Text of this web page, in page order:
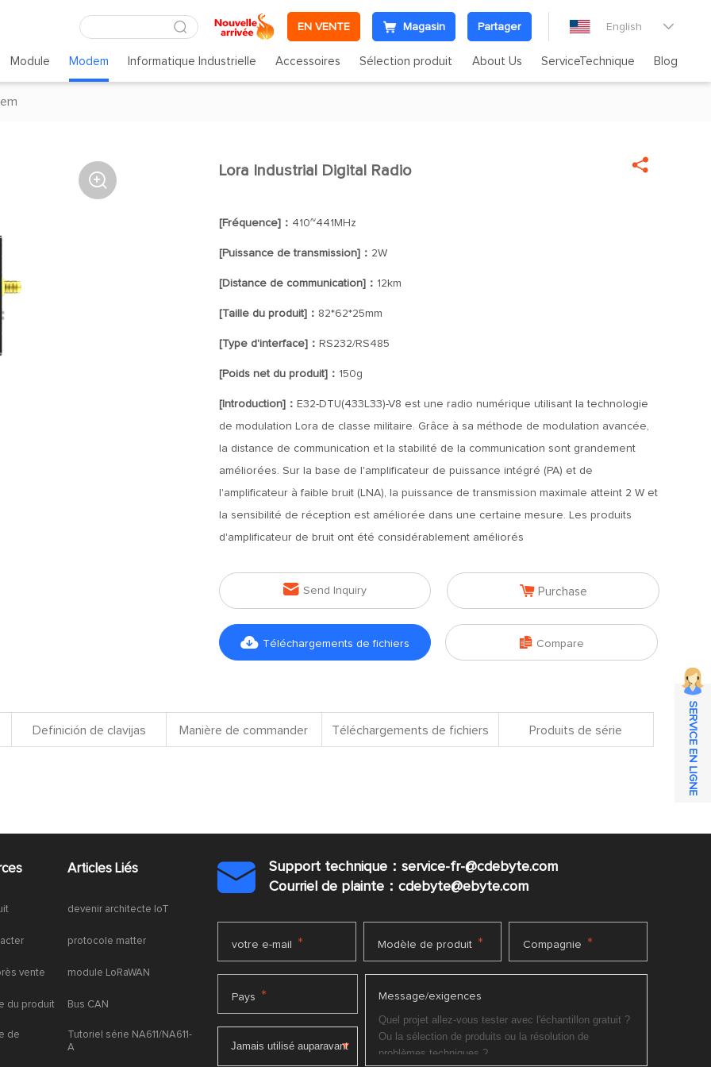
EN VENTE Magasin Partager English 
Module Modem Informatique Industrielle Accessoires Sélection produit About Us ServiceTechnique Blog

Lora Industrial Digital Radio 
[Fréquence]： 410~441MHz
[Puissance de transmission]： 2W
[Distance de communication]： 12km
[Taille du produit]： 82*62*25mm
[Type d'interface]： RS232/RS485
[Poids net du produit]： 150g
[Introduction]： E32-DTU(433L33)-V8 est une radio numérique utilisant la technologie
de modulation Lora de classe militaire. Grâce à sa méthode de modulation avancée,
la distance de communication et la stabilité de la communication sont grandement
améliorées. Sur la base de l'amplificateur de puissance intégré (PA) et de
l'amplificateur à faible bruit (LNA), la puissance de transmission maximale atteint 2 W et
la sensibilité de réception est améliorée dans une certaine mesure. Les produits
d'amplificateur de bruit ont été considérablement améliorés
 Send Inquiry  Purchase
 Téléchargements de fichiers  Compare
Definición de clavijas Manière de commander Téléchargements de fichiers Produits de série
vente
du produit
de
Articles Liés
devenir architecte IoT
protocole matter
module LoRaWAN
Bus CAN
Tutoriel série NA611/NA611-
A

Support technique：service-fr-@cdebyte.com
Courriel de plainte：cdebyte@ebyte.com
votre e-mail * Modèle de produit * Compagnie *
Pays * Message/exigences
SERVICE EN LIGNE